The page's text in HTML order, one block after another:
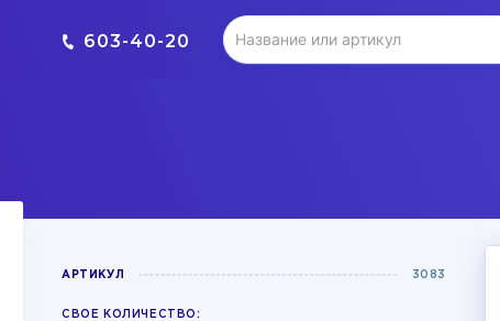
603-40-20
АРТИКУЛ 3083
СВОЕ КОЛИЧЕСТВО: